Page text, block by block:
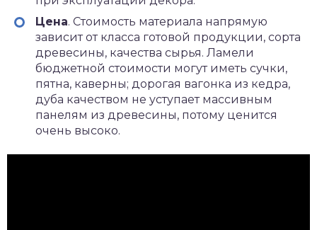
Цена. Стоимость материала напрямую
зависит от класса готовой продукции, сорта
древесины, качества сырья. Ламели
бюджетной стоимости могут иметь сучки,
пятна, каверны; дорогая вагонка из кедра,
дуба качеством не уступает массивным
панелям из древесины, потому ценится
очень высоко.